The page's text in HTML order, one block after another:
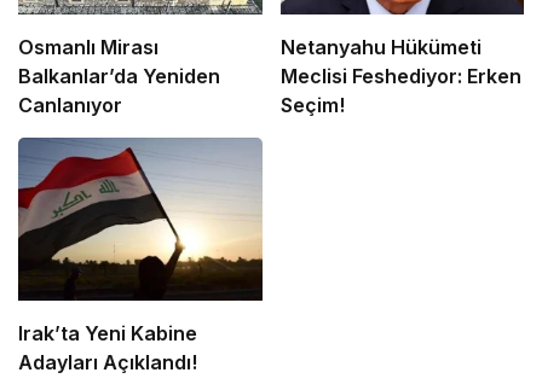
Osmanlı Mirası
Balkanlar’da Yeniden
Canlanıyor
Netanyahu Hükümeti
Meclisi Feshediyor: Erken
Seçim!
Irak’ta Yeni Kabine
Adayları Açıklandı!